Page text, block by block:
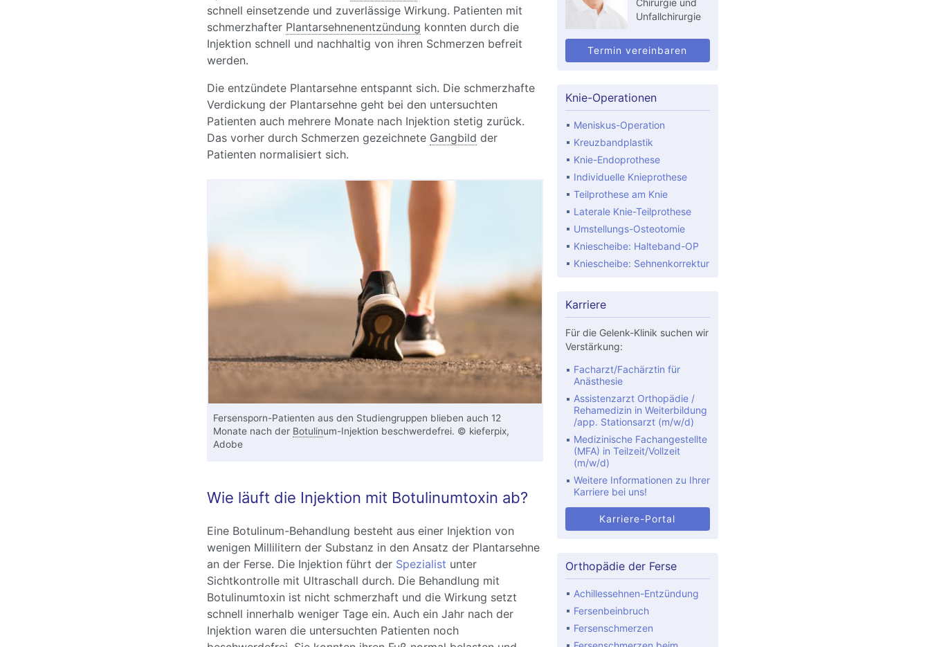
schnell einsetzende und zuverlässige Wirkung. Patienten mit
schmerzhafter Plantarsehnenentzündung konnten durch die
Injektion schnell und nachhaltig von ihren Schmerzen befreit
werden.
Die entzündete Plantarsehne entspannt sich. Die schmerzhafte
Verdickung der Plantarsehne geht bei den untersuchten
Patienten auch mehrere Monate nach Injektion stetig zurück.
Das vorher durch Schmerzen gezeichnete Gangbild der
Patienten normalisiert sich.
Fersensporn-Patienten aus den Studiengruppen blieben auch 12
Monate nach der Botulinum-Injektion beschwerdefrei. © kieferpix,
Adobe
Wie läuft die Injektion mit Botulinumtoxin ab?
Eine Botulinum-Behandlung besteht aus einer Injektion von
wenigen Millilitern der Substanz in den Ansatz der Plantarsehne
an der Ferse. Die Injektion führt der Spezialist unter
Sichtkontrolle mit Ultraschall durch. Die Behandlung mit
Botulinumtoxin ist nicht schmerzhaft und die Wirkung setzt
schnell innerhalb weniger Tage ein. Auch ein Jahr nach der
Injektion waren die untersuchten Patienten noch
Chirurgie und
Unfallchirurgie
Termin vereinbaren
Knie-Operationen
Meniskus-Operation
Kreuzbandplastik
Knie-Endoprothese
Individuelle Knieprothese
Teilprothese am Knie
Laterale Knie-Teilprothese
Umstellungs-Osteotomie
Kniescheibe: Halteband-OP
Kniescheibe: Sehnenkorrektur
Karriere
Für die Gelenk-Klinik suchen wir
Verstärkung:
Facharzt/Fachärztin für
Anästhesie
Assistenzarzt Orthopädie /
Rehamedizin in Weiterbildung
/app. Stationsarzt (m/w/d)
Medizinische Fachangestellte
(MFA) in Teilzeit/Vollzeit
(m/w/d)
Weitere Informationen zu Ihrer
Karriere bei uns!
Karriere-Portal
Orthopädie der Ferse
Achillessehnen-Entzündung
Fersenbeinbruch
Fersenschmerzen